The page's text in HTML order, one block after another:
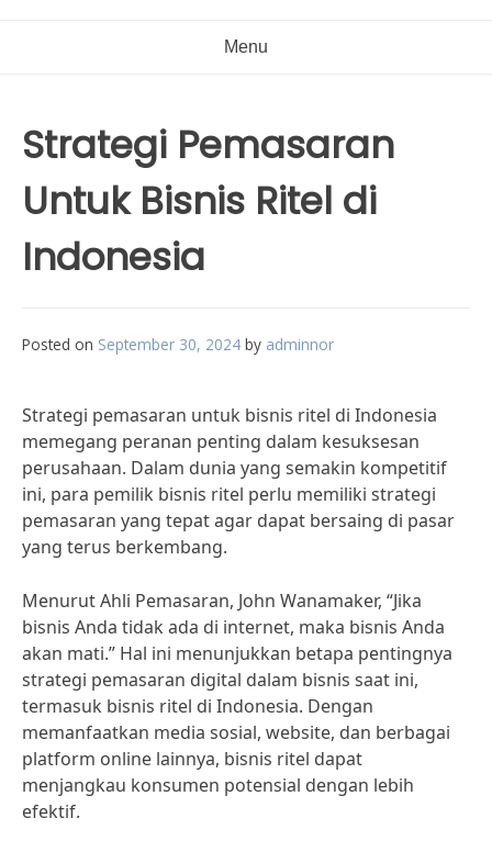
Menu
Strategi Pemasaran
Untuk Bisnis Ritel di
Indonesia
Posted on September 30, 2024 by adminnor
Strategi pemasaran untuk bisnis ritel di Indonesia
memegang peranan penting dalam kesuksesan
perusahaan. Dalam dunia yang semakin kompetitif
ini, para pemilik bisnis ritel perlu memiliki strategi
pemasaran yang tepat agar dapat bersaing di pasar
yang terus berkembang.
Menurut Ahli Pemasaran, John Wanamaker, “Jika
bisnis Anda tidak ada di internet, maka bisnis Anda
akan mati.” Hal ini menunjukkan betapa pentingnya
strategi pemasaran digital dalam bisnis saat ini,
termasuk bisnis ritel di Indonesia. Dengan
memanfaatkan media sosial, website, dan berbagai
platform online lainnya, bisnis ritel dapat
menjangkau konsumen potensial dengan lebih
efektif.